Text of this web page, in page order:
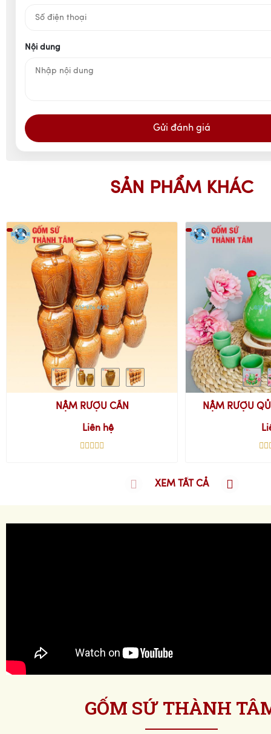
Nội dung
Gửi đánh giá
SẢN PHẨM KHÁC
NẬM RƯỢU CẦN
Liên hệ
NẬM RƯỢU
XEM TẤT CẢ
GỐM SỨ THÀNH